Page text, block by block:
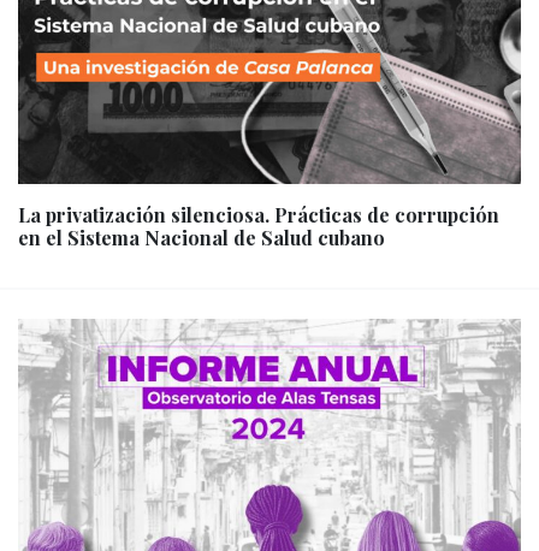
La privatización silenciosa. Prácticas de corrupción
en el Sistema Nacional de Salud cubano